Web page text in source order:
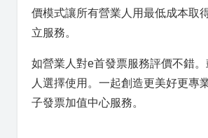
價模式讓所有營業人用最低成本取
立服務。
如營業人對e首發票服務評價不錯
人選擇使用。一起創造更美好更專
子發票加值中心服務。